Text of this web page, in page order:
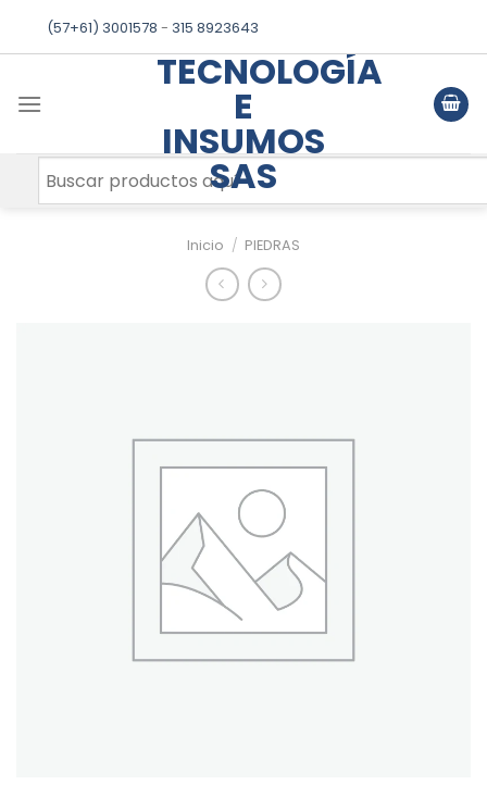
(57+61) 3001578 - 315 8923643
TECNOLOGÍA
E
INSUMOS
SAS
Inicio / PIEDRAS